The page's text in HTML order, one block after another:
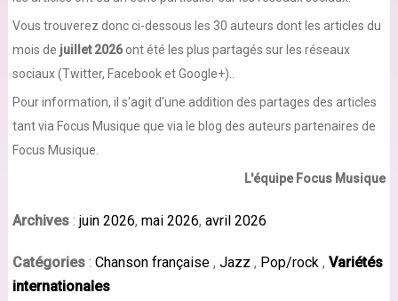
Vous trouverez donc ci-dessous les 30 auteurs dont les articles du
mois de juillet 2026ont été les plus partagés sur les réseaux
sociaux (Twitter, Facebook et Google+)..
Pour information, il s'agit d'une addition des partages des articles
tant via Focus Musique que via le blog des auteurs partenaires de
Focus Musique.
L'équipe Focus Musique
Archives: juin 2026, mai 2026, avril 2026
Catégories: Chanson française , Jazz , Pop/rock , Variétés
internationales